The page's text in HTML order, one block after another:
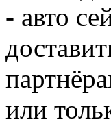
- авто
или